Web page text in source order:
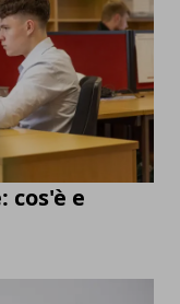
cos'è e